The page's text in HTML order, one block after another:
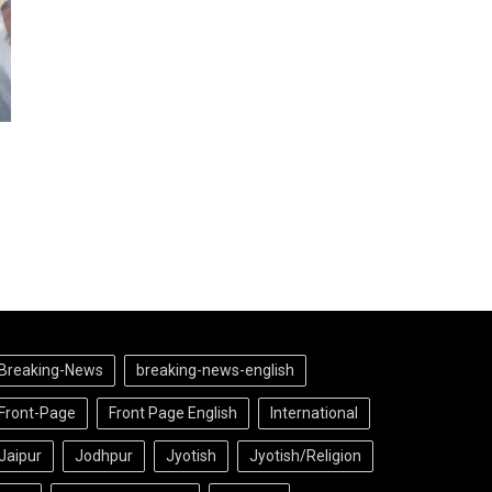
News breaking-news-english
Page Front Page English International
Jodhpur Jyotish Jyotish/Religion